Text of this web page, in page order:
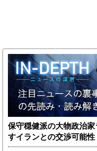
保守穏健派の大物政治
すイランとの交渉可能性